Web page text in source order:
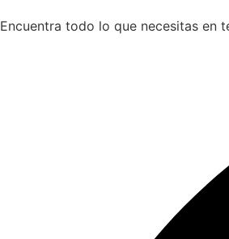
Encuentra todo lo que necesitas en